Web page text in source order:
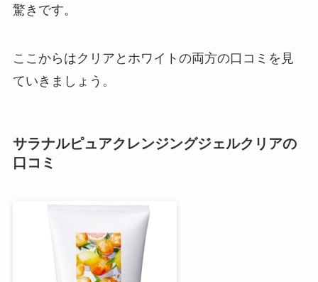
驚きです。
ここからはクリアとホワイトの両方の口コミを見
ていきましょう。
サラナルピュアクレンジングジェルクリアの
口コミ